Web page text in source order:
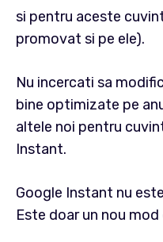
si pentru aceste
promovat si pe ele).
Nu incercati sa
bine optimizate pe
altele noi pentru
Instant.
Google Instant nu
Este doar un nou